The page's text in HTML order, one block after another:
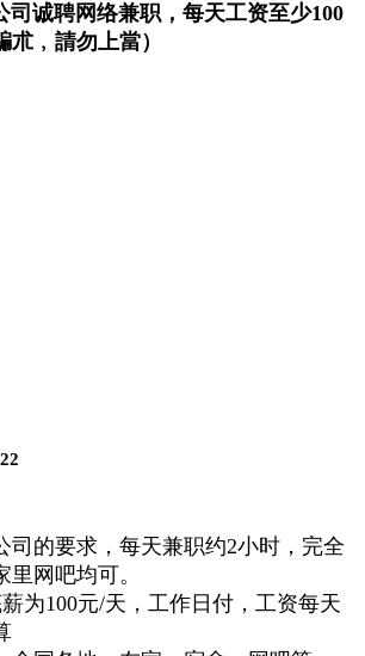
司诚聘网络兼职，每天工资至少100
﹐請勿上當）
司的要求，每天兼职约2小时，完全
网吧均可。
为100元/天，工作日付，工资每天